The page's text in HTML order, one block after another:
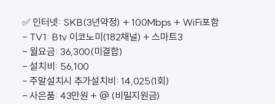
✅ 인터넷: SKB(3년약정) + 100Mbps + WiFi포함
- TV1: Btv 이코노미(182채널) + 스마트3
- 월요금: 36,300(미결합)
- 설치비: 56,100
- 주말설치시 추가설치비: 14,025(1회)
- 사은품: 43만원 + @ (비밀지원금)